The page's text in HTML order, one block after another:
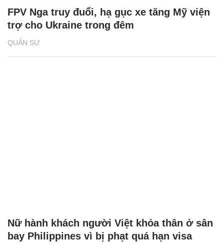
QUÂN SỰ
FPV Nga truy đuổi, hạ gục xe tăng Mỹ viện
trợ cho Ukraine trong đêm
Nữ hành khách người Việt khỏa thân ở sân
bay Philippines vì bị phạt quá hạn visa